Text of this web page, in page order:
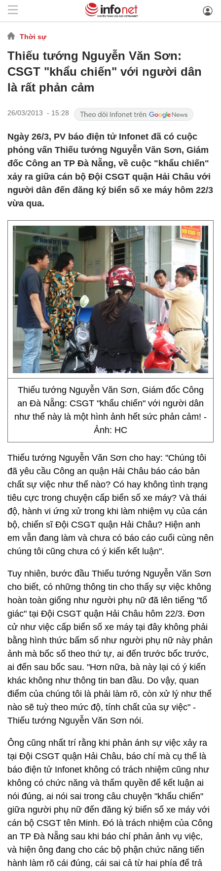
Thời sự
Thiếu tướng Nguyễn Văn Sơn:
CSGT "khẩu chiến" với người dân
là rất phản cảm
26/03/2013 - 15:28
Ngày 26/3, PV báo điện tử Infonet đã có cuộc
phỏng vấn Thiếu tướng Nguyễn Văn Sơn, Giám
đốc Công an TP Đà Nẵng, về cuộc "khẩu chiến"
xảy ra giữa cán bộ Đội CSGT quận Hải Châu với
người dân đến đăng ký biển số xe máy hôm 22/3
vừa qua.
Thiếu tướng Nguyễn Văn Sơn, Giám đốc Công
an Đà Nẵng: CSGT "khẩu chiến" với người dân
như thế này là một hình ảnh hết sức phản cảm! -
Ảnh: HC
Thiếu tướng Nguyễn Văn Sơn cho hay: "Chúng tôi
đã yêu cầu Công an quận Hải Châu báo cáo bản
chất sự việc như thế nào? Có hay không tình trạng
tiêu cực trong chuyện cấp biển số xe máy? Và thái
độ, hành vi ứng xử trong khi làm nhiệm vụ của cán
bộ, chiến sĩ Đội CSGT quận Hải Châu? Hiện anh
em vẫn đang làm và chưa có báo cáo cuối cùng nên
chúng tôi cũng chưa có ý kiến kết luận".
Tuy nhiên, bước đầu Thiếu tướng Nguyễn Văn Sơn
cho biết, có những thông tin cho thấy sự việc không
hoàn toàn giống như người phụ nữ đã lên tiếng "tố
giác" tại Đội CSGT quận Hải Châu hôm 22/3. Đơn
cử như việc cấp biển số xe máy tại đây không phải
bằng hình thức bấm số như người phụ nữ này phản
ảnh mà bốc số theo thứ tự, ai đến trước bốc trước,
ai đến sau bốc sau. "Hơn nữa, bà này lại có ý kiến
khác không như thông tin ban đầu. Do vậy, quan
điểm của chúng tôi là phải làm rõ, còn xử lý như thế
nào sẽ tuỳ theo mức độ, tính chất của sự việc" -
Thiếu tướng Nguyễn Văn Sơn nói.
Ông cũng nhất trí rằng khi phản ánh sự việc xảy ra
tại Đội CSGT quận Hải Châu, báo chí mà cụ thể là
báo điện tử Infonet không có trách nhiệm cũng như
không có chức năng và thẩm quyền để kết luận ai
nói đúng, ai nói sai trong câu chuyện "khẩu chiến"
giữa người phụ nữ đến đăng ký biển số xe máy với
cán bộ CSGT tên Minh. Đó là trách nhiệm của Công
an TP Đà Nẵng sau khi báo chí phản ảnh vụ việc,
và hiện ông đang cho các bộ phận chức năng tiến
hành làm rõ cái đúng, cái sai cả từ hai phía để trả